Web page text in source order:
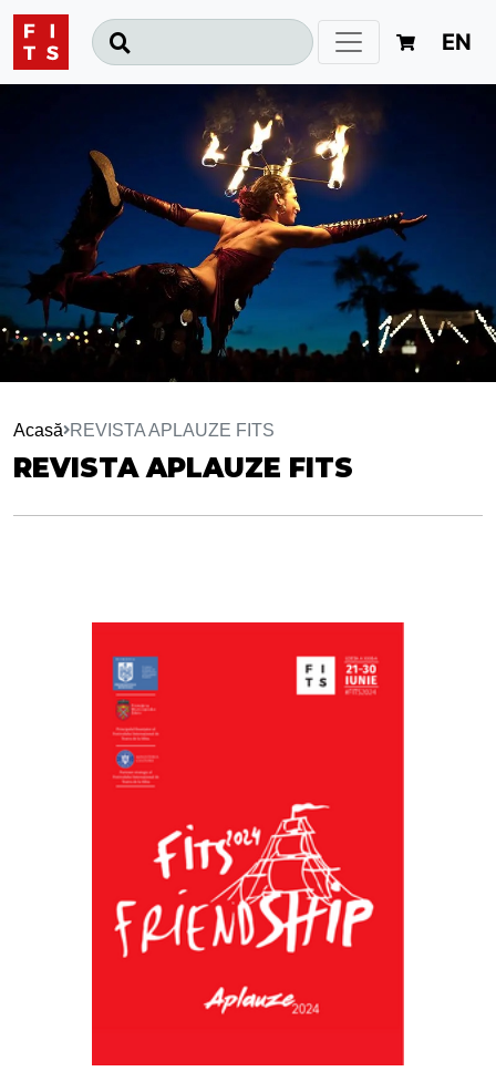
EN
Acasă REVISTA APLAUZE FITS
REVISTA APLAUZE FITS